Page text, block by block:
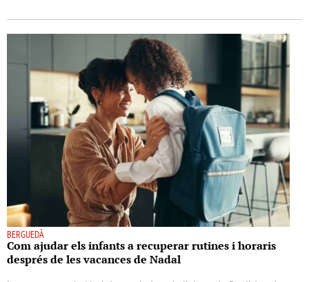
BERGUEDÀ
Com ajudar els infants a recuperar rutines i horaris
després de les vacances de Nadal